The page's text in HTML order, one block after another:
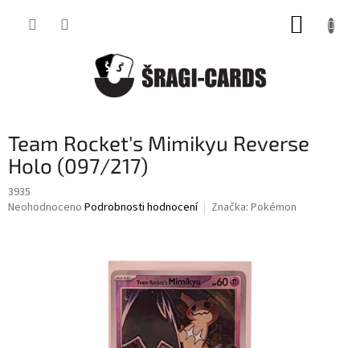
Team Rocket's Mimikyu Reverse
Holo (097/217)
3935
Průměrné
Neohodnoceno Podrobnosti hodnocení Značka: Pokémon